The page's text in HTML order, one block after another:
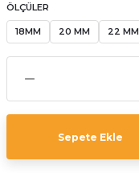
ÖLÇÜLER
18MM 20 MM 22 MM
Sepete Ekle